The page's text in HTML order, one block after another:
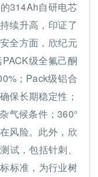
314Ah自研电芯
续升高，印证了
全方面，欣纪元
级全氟己酮
；Pack级铝合
保长期稳定性；
气候条件；360°
风险。此外，欣
试，包括针刺、
标准，为行业树